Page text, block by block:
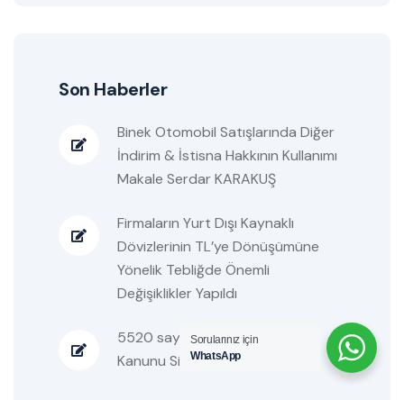
Son Haberler
Binek Otomobil Satışlarında Diğer
İndirim & İstisna Hakkının Kullanımı
Makale Serdar KARAKUŞ
Firmaların Yurt Dışı Kaynaklı
Dövizlerinin TL’ye Dönüşümüne
Yönelik Tebliğde Önemli
Değişiklikler Yapıldı
5520 sayılı Kurumlar Vergisi
Kanunu Sirküleri /73
Sorularınız için
WhatsApp